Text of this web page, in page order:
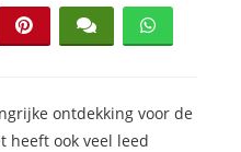
ontdekking voor de
heeft ook veel leed